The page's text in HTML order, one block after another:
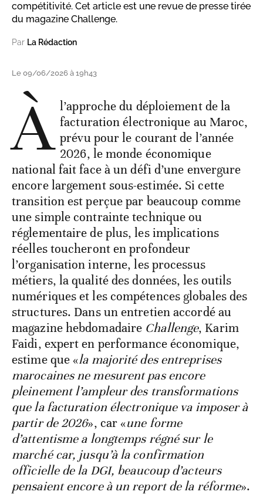
compétitivité. Cet article est une revue de presse tirée
du magazine Challenge.
Par La Rédaction
Le 09/06/2026 à 19h43
À l’approche du déploiement de la
facturation électronique au Maroc,
prévu pour le courant de l’année
2026, le monde économique
national fait face à un défi d’une envergure
encore largement sous-estimée. Si cette
transition est perçue par beaucoup comme
une simple contrainte technique ou
réglementaire de plus, les implications
réelles toucheront en profondeur
l’organisation interne, les processus
métiers, la qualité des données, les outils
numériques et les compétences globales des
structures. Dans un entretien accordé au
magazine hebdomadaire Challenge, Karim
Faidi, expert en performance économique,
estime que «la majorité des entreprises
marocaines ne mesurent pas encore
pleinement l’ampleur des transformations
que la facturation électronique va imposer à
partir de 2026», car «une forme
d’attentisme a longtemps régné sur le
marché car, jusqu’à la confirmation
officielle de la DGI, beaucoup d’acteurs
pensaient encore à un report de la réforme».